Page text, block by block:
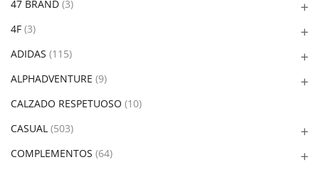
47 BRAND (3)
4F (3)
ADIDAS (115)
ALPHADVENTURE (9)
CALZADO RESPETUOSO (10)
CASUAL (503)
COMPLEMENTOS (64)